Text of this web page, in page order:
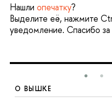
Нашли опечатку?
Выделите её, нажмите
уведомление. Спасибо за
О ВЫШКЕ